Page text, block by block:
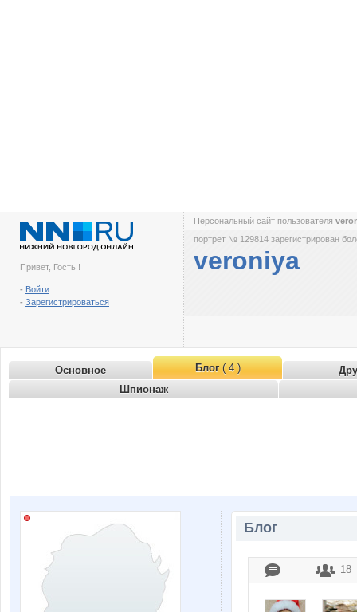
Привет, Гость !
- Войти
- Зарегистрироваться
Персональный сайт пользователя
портрет № 129814 зарегистрирован
veroniya
Основное Блог( 4 )
Шпионаж
Блог
18